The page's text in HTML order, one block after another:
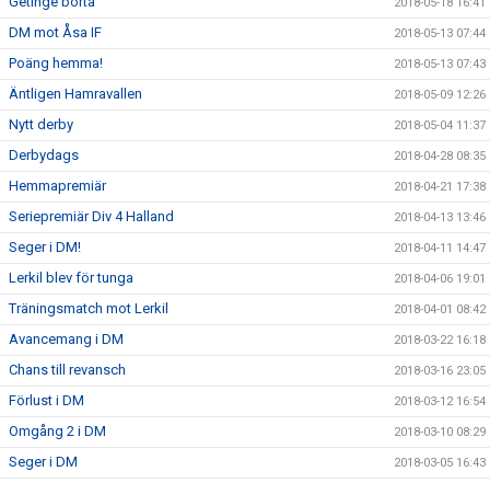
DM mot Åsa IF 2018-05-13 07:44
Poäng hemma! 2018-05-13 07:43
Äntligen Hamravallen 2018-05-09 12:26
Nytt derby 2018-05-04 11:37
Derbydags 2018-04-28 08:35
Hemmapremiär 2018-04-21 17:38
Seriepremiär Div 4 Halland 2018-04-13 13:46
Seger i DM! 2018-04-11 14:47
Lerkil blev för tunga 2018-04-06 19:01
Träningsmatch mot Lerkil 2018-04-01 08:42
Avancemang i DM 2018-03-22 16:18
Chans till revansch 2018-03-16 23:05
Förlust i DM 2018-03-12 16:54
Omgång 2 i DM 2018-03-10 08:29
Seger i DM 2018-03-05 16:43